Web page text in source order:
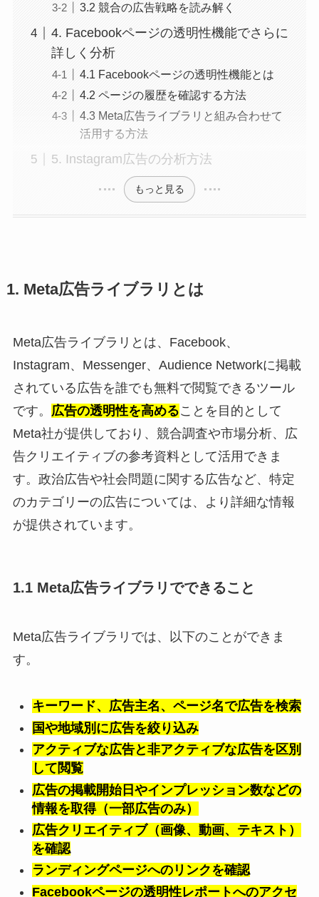
3.2 競合の広告戦略を読み解く
4. Facebookページの透明性機能でさらに
詳しく分析
4.1 Facebookページの透明性機能とは
4.2 ページの履歴を確認する方法
4.3 Meta広告ライブラリと組み合わせて
活用する方法
5. Instagram広告の分析方法
もっと見る
1. Meta広告ライブラリとは
Meta広告ライブラリとは、Facebook、
Instagram、Messenger、Audience Networkに掲載
されている広告を誰でも無料で閲覧できるツール
です。
広告の透明性を高めることを目的として
Meta社が提供しており、競合調査や市場分析、広
告クリエイティブの参考資料として活用できま
す。政治広告や社会問題に関する広告など、特定
のカテゴリーの広告については、より詳細な情報
が提供されています。
1.1 Meta広告ライブラリでできること
Meta広告ライブラリでは、以下のことができま
す。
キーワード、広告主名、ページ名で広告を検索
国や地域別に広告を絞り込み
アクティブな広告と非アクティブな広告を区別
して閲覧
広告の掲載開始日やインプレッション数などの
情報を取得（一部広告のみ）
広告クリエイティブ（画像、動画、テキスト）
を確認
ランディングページへのリンクを確認
Facebookページの透明性レポートへのアクセ